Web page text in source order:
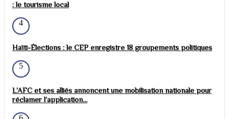
: le tourisme local
4
Haïti-Élections : le CEP enregistre 18 groupements politiques
5
L’AFC et ses alliés annoncent une mobilisation nationale pour
réclamer l’application...